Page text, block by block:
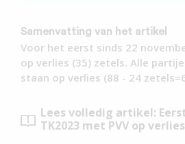
Samenvatting van het artikel
Voor het eerst sinds 22
op verlies (35) zetels. Alle
staan op verlies (88 - 24
Lees volledig artikel:
TK2023 met PVV op verlies